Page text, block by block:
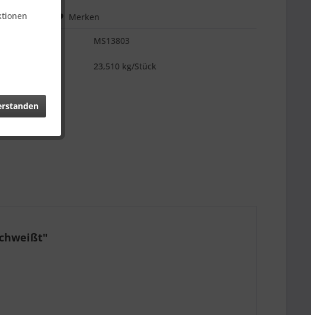
Vergleichen Merken
MS13803
23,510 kg/Stück